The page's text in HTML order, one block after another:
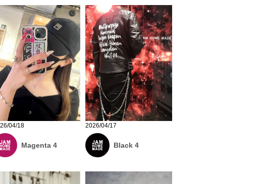
04/18
Magenta 4
2026/04/17
Black 4